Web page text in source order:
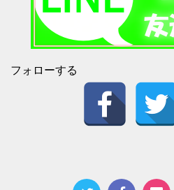
フォローする